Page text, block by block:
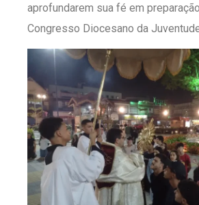
aprofundarem sua fé em
Congresso Diocesano da